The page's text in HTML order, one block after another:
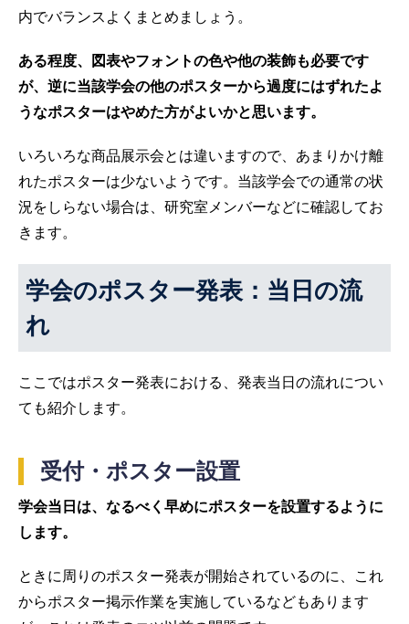
内でバランスよくまとめましょう。
ある程度、図表やフォントの色や他の装飾も必要です
が、逆に当該学会の他のポスターから過度にはずれたよ
うなポスターはやめた方がよいかと思います。
いろいろな商品展示会とは違いますので、あまりかけ離
れたポスターは少ないようです。当該学会での通常の状
況をしらない場合は、研究室メンバーなどに確認してお
きます。
学会のポスター発表：当日の流
れ
ここではポスター発表における、発表当日の流れについ
ても紹介します。
受付・ポスター設置
学会当日は、なるべく早めにポスターを設置するように
します。
ときに周りのポスター発表が開始されているのに、これ
からポスター掲示作業を実施しているなどもあります